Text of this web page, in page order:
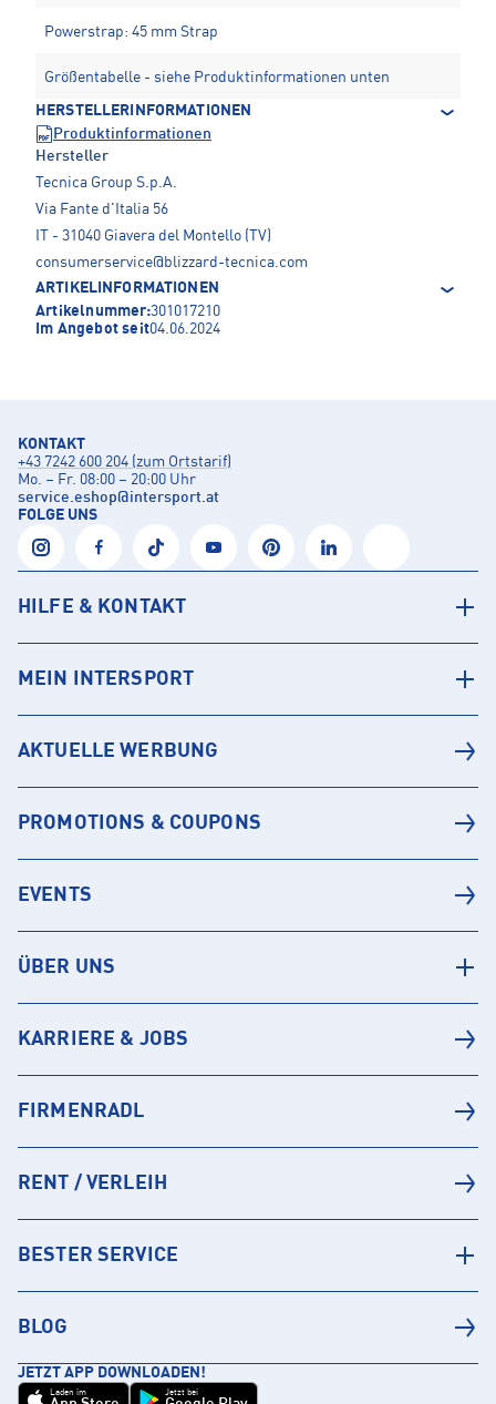
Powerstrap: 45 mm Strap
Größentabelle - siehe Produktinformationen unten
HERSTELLERINFORMATIONEN
Produktinformationen
Hersteller
Tecnica Group S.p.A.
Via Fante d'Italia 56
IT - 31040 Giavera del Montello (TV)
consumerservice@blizzard-tecnica.com
ARTIKELINFORMATIONEN
Artikelnummer:301017210
Im Angebot seit04.06.2024
KONTAKT
+43 7242 600 204 (zum Ortstarif)
Mo. – Fr. 08:00 – 20:00 Uhr
service.eshop@intersport.at
FOLGE UNS
HILFE & KONTAKT
MEIN INTERSPORT
AKTUELLE WERBUNG
PROMOTIONS & COUPONS
EVENTS
ÜBER UNS
KARRIERE & JOBS
FIRMENRADL
RENT / VERLEIH
BESTER SERVICE
BLOG
JETZT APP DOWNLOADEN!
Laden im Jetzt bei